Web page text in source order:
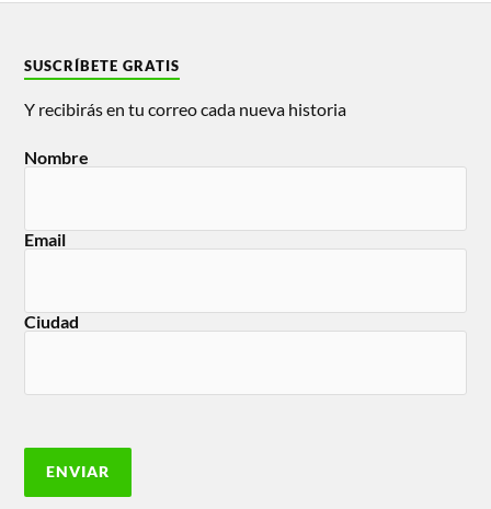
SUSCRÍBETE GRATIS
Y recibirás en tu correo cada nueva historia
Nombre
Email
Ciudad